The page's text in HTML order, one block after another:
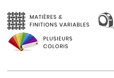
Structure paneaux de
panneaux de fibres
Pieds en métal
L 289 x H 88 x P 222cm